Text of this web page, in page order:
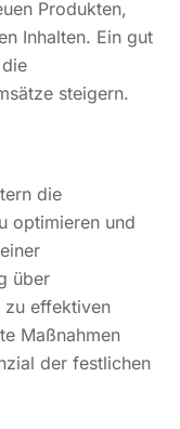
Produkten,
Inhalten. Ein gut
steigern.
die
optimieren und
über
zu effektiven
Maßnahmen
der festlichen